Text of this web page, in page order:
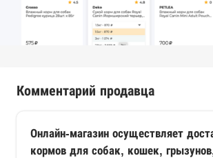
Комментарий продавца
Онлайн-магазин осуществляет
кормов для собак, кошек,